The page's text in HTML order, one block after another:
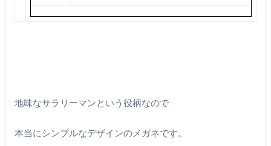
地味なサラリーマンという役柄なので
本当にシンプルなデザインのメガネです。